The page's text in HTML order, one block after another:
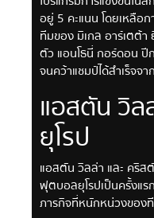
อยู่ 5 คะแนน โดยเหลือ
ทีมของ มิเกล อาร์เตต้
ตัว แอนโธนี่ กอร์ดอน ปี
จนคว้าแชมป์ได้สำเร็จจ
แอสตัน วิล
ยุโรป
แอสตัน วิลล่า และ คริส
ฟุตบอลยุโรปเป็นครั้งแร
ภารกิจที่หนักหน่วงของ